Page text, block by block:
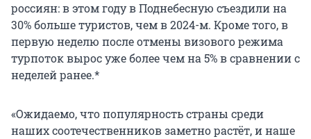
россиян: в этом году в Поднебесную съездили на
30% больше туристов, чем в 2024-м. Кроме того, в
первую неделю после отмены визового режима
турпоток вырос уже более чем на 5% в сравнении с
неделей ранее.*
«Ожидаемо, что популярность страны среди
наших соотечественников заметно растёт, и наше